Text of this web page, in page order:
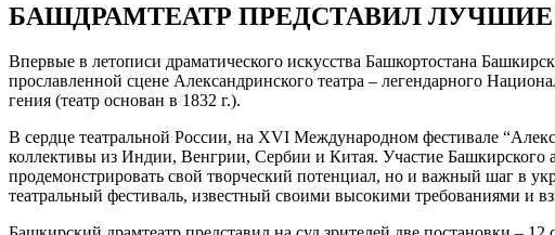
БАШДРАМТЕАТР ПРЕДСТАВИЛ
Впервые в летописи драматического искусства Башкортостана
прославленной сцене Александринского театра – легендарного
гения (театр основан в 1832 г.).
В сердце театральной России, на XVI Международном фестивале
коллективы из Индии, Венгрии, Сербии и Китая. Участие Башкирского
продемонстрировать свой творческий потенциал, но и важный шаг в
театральный фестиваль, известный своими высокими требованиями и